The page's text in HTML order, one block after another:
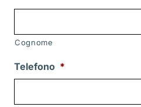
Cognome
Telefono *